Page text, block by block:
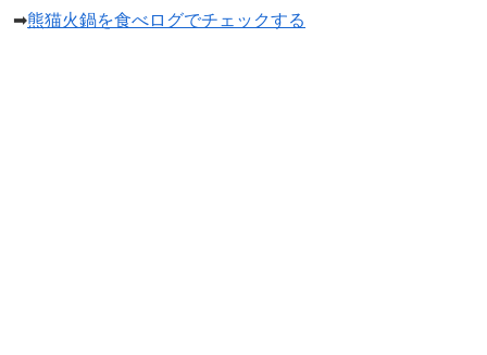
➡熊猫火鍋を食べログでチェックする